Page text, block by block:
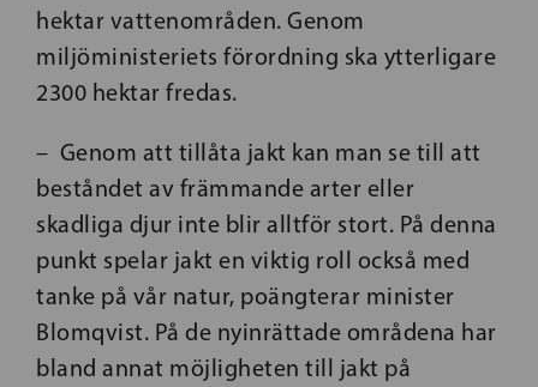
hektar vattenområden. Genom
miljöministeriets förordning ska ytterligare
2300 hektar fredas.
– Genom att tillåta jakt kan man se till att
beståndet av främmande arter eller
skadliga djur inte blir alltför stort. På denna
punkt spelar jakt en viktig roll också med
tanke på vår natur, poängterar minister
Blomqvist. På de nyinrättade områdena har
bland annat möjligheten till jakt på